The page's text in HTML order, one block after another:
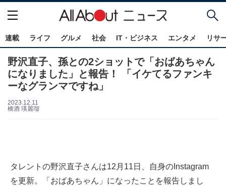
連載 ライフ グルメ 社会 IT・ビジネス エンタメ リサ
野沢直子、孫との2ショットで「おばあちゃん
になりました」と報告！ 「イケてるファンキ
ーなグランマですね」
2023.12.11
橋酒 瑛麗瑠
タレントの野沢直子さんは12月11日、自身のInstagram
を更新。「おばあちゃん」になったことを報告しまし